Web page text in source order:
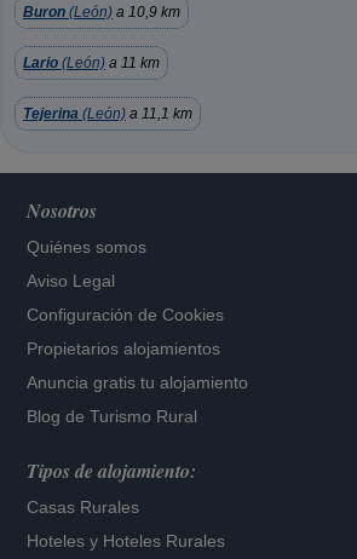
Buron (León) a 10,9 km
Lario (León) a 11 km
Tejerina (León) a 11,1 km
Nosotros
Quiénes somos
Aviso Legal
Configuración de Cookies
Propietarios alojamientos
Anuncia gratis tu alojamiento
Blog de Turismo Rural
Tipos de alojamiento:
Casas Rurales
Hoteles y Hoteles Rurales